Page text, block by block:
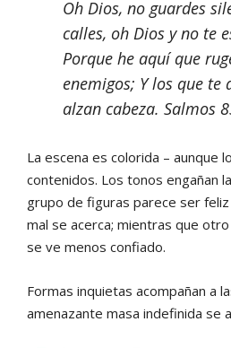
Oh Dios, no guardes
calles, oh Dios y no te
Porque he aquí que
enemigos; Y los que te
alzan cabeza. Salmos
La escena es colorida – aunque
contenidos. Los tonos engañan
grupo de figuras parece ser feliz
mal se acerca; mientras que
se ve menos confiado.
Formas inquietas acompañan a
amenazante masa indefinida se